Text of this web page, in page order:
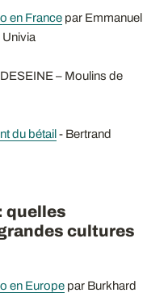
en France par Emmanuel
– Moulins de
du bétail - Bertrand
quelles
cultures
en Europe par Burkhard